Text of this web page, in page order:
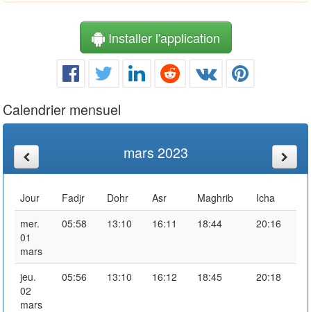
Installer l'application
Calendrier mensuel
mars 2023
Jour Fadjr Dohr Asr Maghrib
Icha
mer.
01
mars
05:58 13:10 16:11 18:44 20:16
jeu.
02
mars
05:56 13:10 16:12 18:45 20:18